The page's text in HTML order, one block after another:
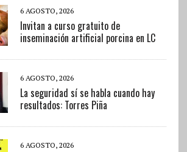
6 AGOSTO, 2026
Invitan a curso gratuito de
inseminación artificial porcina en LC
6 AGOSTO, 2026
La seguridad sí se habla cuando hay
resultados: Torres Piña
6 AGOSTO, 2026